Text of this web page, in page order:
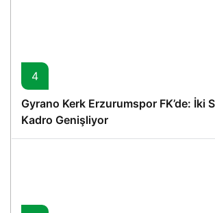
4
Gyrano Kerk Erzurumspor FK’de: İki
Kadro Genişliyor